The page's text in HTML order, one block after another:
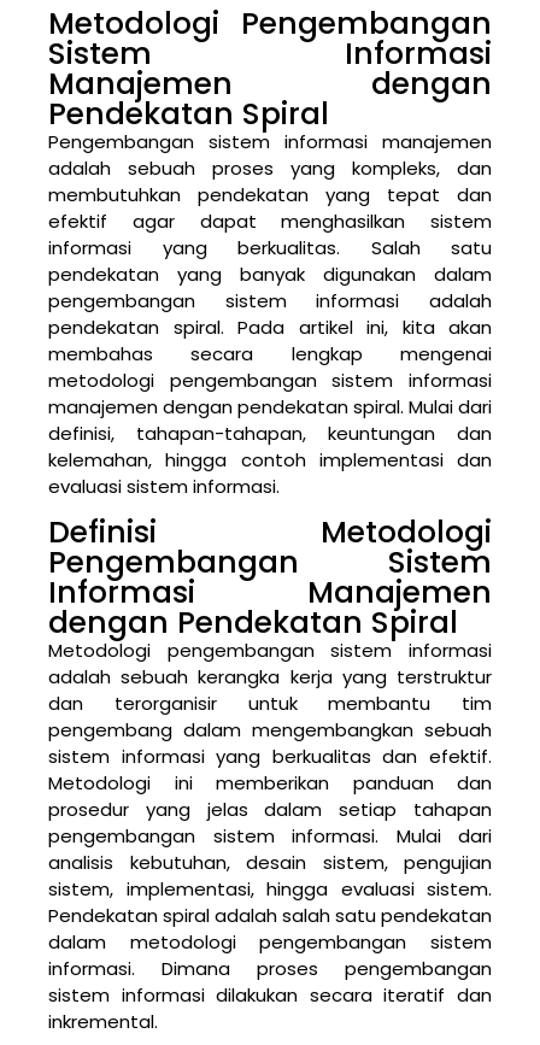
Metodologi Pengembangan
Sistem Informasi
Manajemen dengan
Pendekatan Spiral
Pengembangan sistem informasi manajemen
adalah sebuah proses yang kompleks, dan
membutuhkan pendekatan yang tepat dan
efektif agar dapat menghasilkan sistem
informasi yang berkualitas. Salah satu
pendekatan yang banyak digunakan dalam
pengembangan sistem informasi adalah
pendekatan spiral. Pada artikel ini, kita akan
membahas secara lengkap mengenai
metodologi pengembangan sistem informasi
manajemen dengan pendekatan spiral. Mulai dari
definisi, tahapan-tahapan, keuntungan dan
kelemahan, hingga contoh implementasi dan
evaluasi sistem informasi.
Definisi Metodologi
Pengembangan Sistem
Informasi Manajemen
dengan Pendekatan Spiral
Metodologi pengembangan sistem informasi
adalah sebuah kerangka kerja yang terstruktur
dan terorganisir untuk membantu tim
pengembang dalam mengembangkan sebuah
sistem informasi yang berkualitas dan efektif.
Metodologi ini memberikan panduan dan
prosedur yang jelas dalam setiap tahapan
pengembangan sistem informasi. Mulai dari
analisis kebutuhan, desain sistem, pengujian
sistem, implementasi, hingga evaluasi sistem.
Pendekatan spiral adalah salah satu pendekatan
dalam metodologi pengembangan sistem
informasi. Dimana proses pengembangan
sistem informasi dilakukan secara iteratif dan
inkremental.